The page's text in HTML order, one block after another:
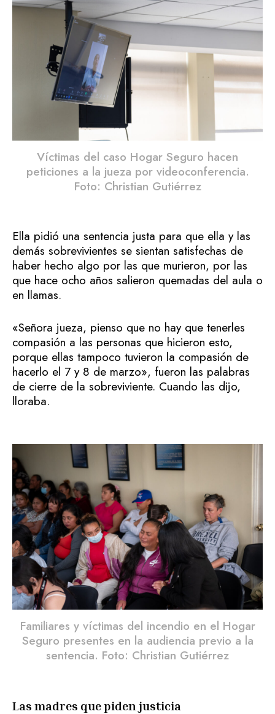
Víctimas del caso Hogar Seguro hacen
peticiones a la jueza por videoconferencia.
Foto: Christian Gutiérrez
Ella pidió una sentencia justa para que ella y las
demás sobrevivientes se sientan satisfechas de
haber hecho algo por las que murieron, por las
que hace ocho años salieron quemadas del aula o
en llamas.
«Señora jueza, pienso que no hay que tenerles
compasión a las personas que hicieron esto,
porque ellas tampoco tuvieron la compasión de
hacerlo el 7 y 8 de marzo», fueron las palabras
de cierre de la sobreviviente. Cuando las dijo,
lloraba.
Familiares y víctimas del incendio en el Hogar
Seguro presentes en la audiencia previo a la
sentencia. Foto: Christian Gutiérrez
Las madres que piden justicia